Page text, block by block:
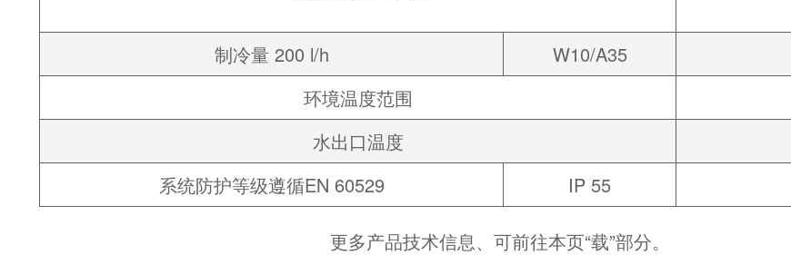
制冷量 200 l/h
W10/A35
环境温度范围
水出口温度
系统防护等级遵循EN 60529
IP 55
更多产品技术信息、可前往本页“载”部分。